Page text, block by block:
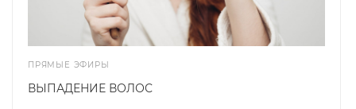
ПРЯМЫЕ ЭФИРЫ
ВЫПАДЕНИЕ ВОЛОС